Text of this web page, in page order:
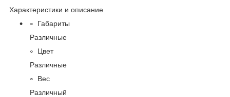
Характеристики и описание
Габариты
Различные
Цвет
Различные
Вес
Различный